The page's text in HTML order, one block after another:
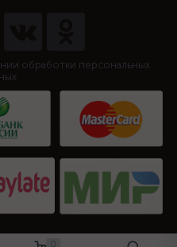
0
обработки персональных